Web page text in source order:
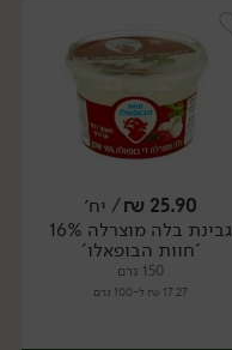
יח׳
25.90
₪/ יח׳
גבינת בלה מוצרלה 16%
'חוות הבופאלו'
150 גרם
17.27 ₪ ל-100 גרם